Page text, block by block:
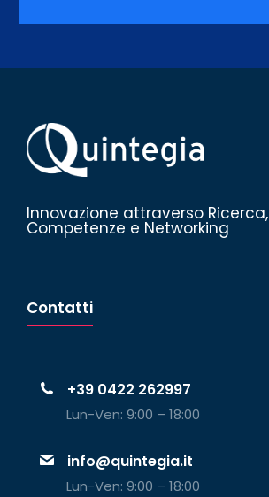
Innovazione attraverso Ricerca,
Competenze e Networking
Contatti
+39 0422 262997
Lun-Ven: 9:00 – 18:00
info@quintegia.it
Lun-Ven: 9:00 – 18:00